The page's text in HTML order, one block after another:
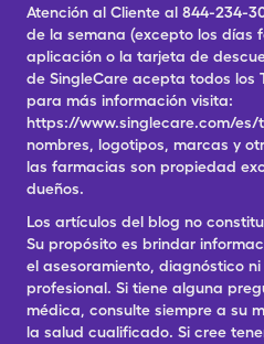
Atención al Cliente al 844-234-
de la semana (excepto los días
aplicación o la tarjeta de
de SingleCare acepta todos los
para más información visita:
https://www.singlecare.com/es/
nombres, logotipos, marcas y
las farmacias son propiedad
dueños.
Los artículos del blog no
Su propósito es brindar
el asesoramiento, diagnóstico
profesional. Si tiene alguna
médica, consulte siempre a su
la salud cualificado. Si cree